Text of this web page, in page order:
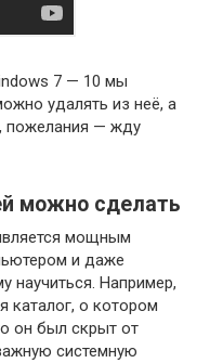
7 — 10 мы
удалять из неё, а
пожелания — жду
можно сделать
мощным
и даже
научиться. Например,
каталог, о котором
он был скрыт от
системную